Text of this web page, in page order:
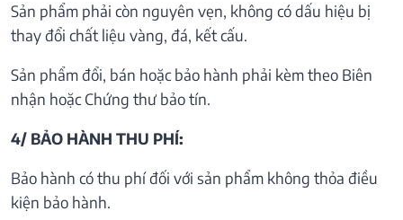
Sản phẩm phải còn nguyên vẹn, không có dấu hiệu bị
thay đổi chất liệu vàng, đá, kết cấu.
Sản phẩm đổi, bán hoặc bảo hành phải kèm theo Biên
nhận hoặc Chứng thư bảo tín.
4/ BẢO HÀNH THU PHÍ:
Bảo hành có thu phí đối với sản phẩm không thỏa điều
kiện bảo hành.